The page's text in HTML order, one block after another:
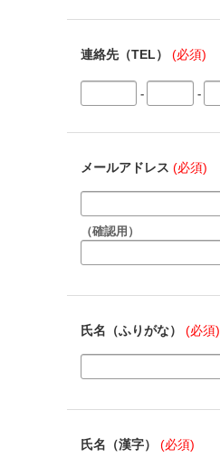
連絡先（TEL） (必須)
- -
メールアドレス (必須)
（確認用）
氏名（ふりがな） (必須)
氏名（漢字） (必須)